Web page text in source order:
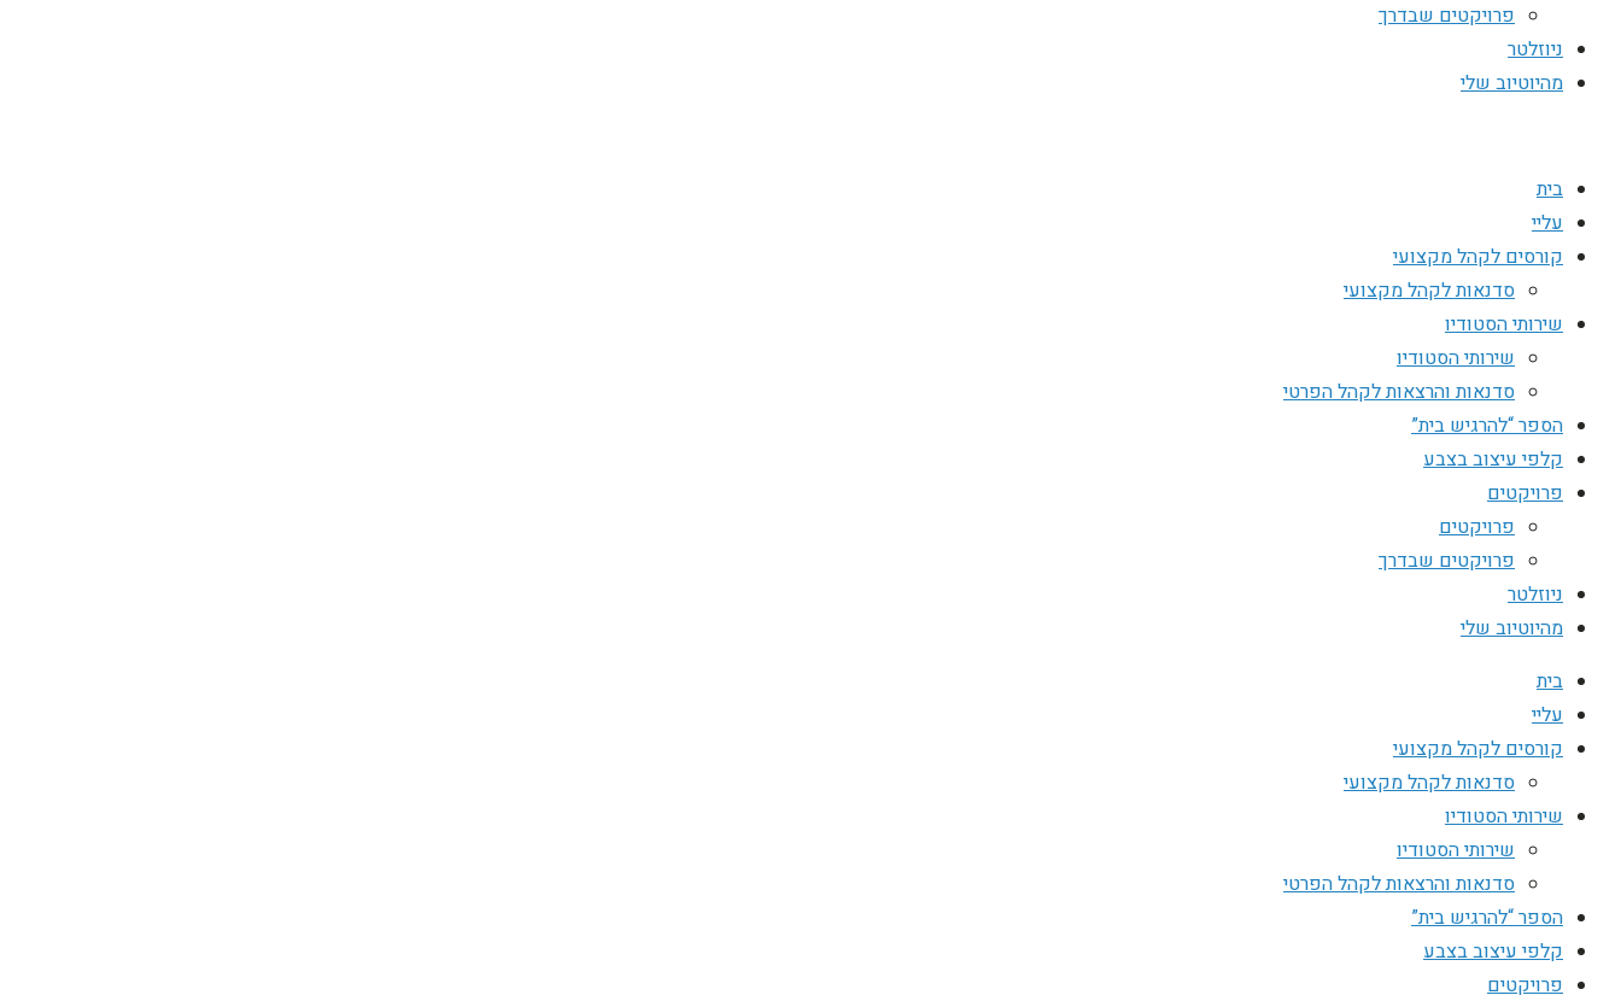
פרויקטים שבדרך
ניוזלטר
מהיוטיוב שלי
בית
עליי
קורסים לקהל מקצועי
סדנאות לקהל מקצועי
שירותי הסטודיו
שירותי הסטודיו
סדנאות והרצאות לקהל הפרטי
הספר “להרגיש בית”
קלפי עיצוב בצבע
פרויקטים
פרויקטים
פרויקטים שבדרך
ניוזלטר
מהיוטיוב שלי
בית
עליי
קורסים לקהל מקצועי
סדנאות לקהל מקצועי
שירותי הסטודיו
שירותי הסטודיו
סדנאות והרצאות לקהל הפרטי
הספר “להרגיש בית”
קלפי עיצוב בצבע
פרויקטים